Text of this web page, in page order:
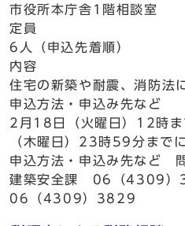
市役所本庁舎1階相談室
定員
6人（申込先着順）
内容
住宅の新築や耐震、消防法
申込方法・申込み先など
2月18日（火曜日）12時
（木曜日）23時59分まで
申込方法・申込み先など
建築安全課 06（4309）
06（4309）3829